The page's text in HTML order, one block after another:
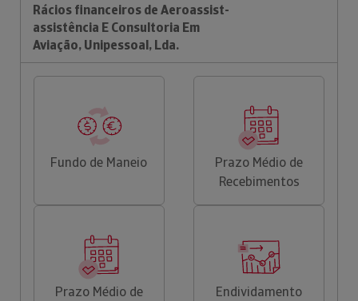
Rácios financeiros de Aeroassist-
assistência E Consultoria Em
Aviação, Unipessoal, Lda.
Fundo de Maneio
Prazo Médio de
Recebimentos
Prazo Médio de
Endividamento